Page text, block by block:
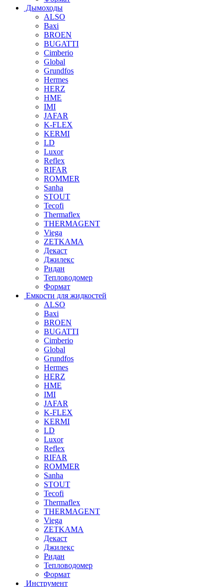
Дымоходы
ALSO
Baxi
BROEN
BUGATTI
Cimberio
Global
Grundfos
Hermes
HERZ
HME
IMI
JAFAR
K-FLEX
KERMI
LD
Luxor
Reflex
RIFAR
ROMMER
Sanha
STOUT
Tecofi
Thermaflex
THERMAGENT
Viega
ZETKAMA
Декаст
Джилекс
Ридан
Тепловодомер
Формат
Емкости для жидкостей
ALSO
Baxi
BROEN
BUGATTI
Cimberio
Global
Grundfos
Hermes
HERZ
HME
IMI
JAFAR
K-FLEX
KERMI
LD
Luxor
Reflex
RIFAR
ROMMER
Sanha
STOUT
Tecofi
Thermaflex
THERMAGENT
Viega
ZETKAMA
Декаст
Джилекс
Ридан
Тепловодомер
Формат
Инструмент